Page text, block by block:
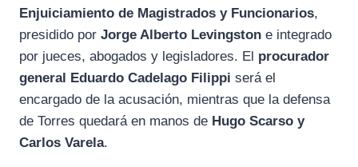
Enjuiciamiento de Magistrados y Funcionarios,
presidido por Jorge Alberto Levingston e integrado
por jueces, abogados y legisladores. El procurador
general Eduardo Cadelago Filippi será el
encargado de la acusación, mientras que la defensa
de Torres quedará en manos de Hugo Scarso y
Carlos Varela.